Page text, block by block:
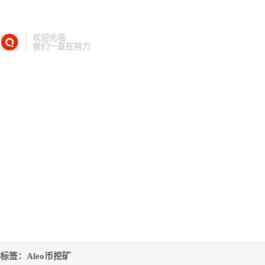
欢迎光临
我们一直在努力
标签：Aleo币挖矿